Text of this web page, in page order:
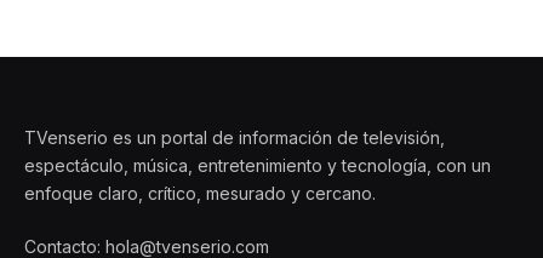
TVenserio es un portal de información de televisión,
espectáculo, música, entretenimiento y tecnología, con un
enfoque claro, crítico, mesurado y cercano.
Contacto: hola@tvenserio.com